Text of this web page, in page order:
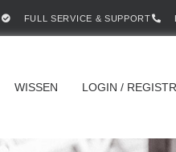
FULL SERVICE & SUPPORT
WISSEN LOGIN /